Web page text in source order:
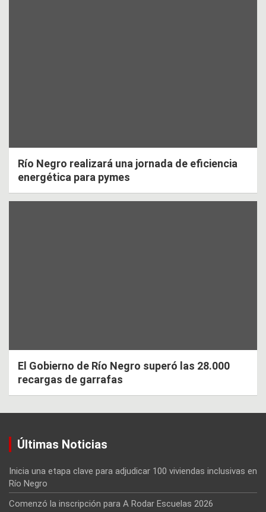
Río Negro realizará una jornada de eficiencia
energética para pymes
El Gobierno de Río Negro superó las 28.000
recargas de garrafas
Últimas Noticias
Inicia una etapa clave para adjudicar 100 viviendas inclusivas en
Río Negro
Comenzó la inscripción para A Rodar Escuelas 2026